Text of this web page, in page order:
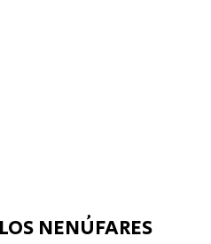
NENÚFARES